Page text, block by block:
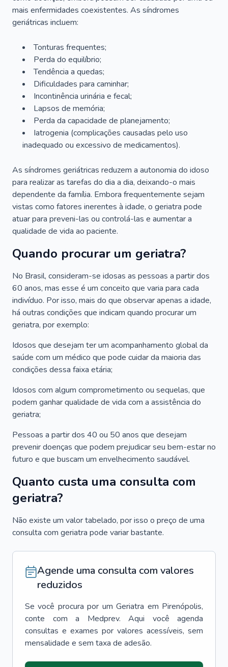
mais enfermidades coexistentes. As síndromes
geriátricas incluem:
Tonturas frequentes;
Perda do equilíbrio;
Tendência a quedas;
Dificuldades para caminhar;
Incontinência urinária e fecal;
Lapsos de memória;
Perda da capacidade de planejamento;
Iatrogenia (complicações causadas pelo uso
inadequado ou excessivo de medicamentos).
As síndromes geriátricas reduzem a autonomia do idoso
para realizar as tarefas do dia a dia, deixando-o mais
dependente da família. Embora frequentemente sejam
vistas como fatores inerentes à idade, o geriatra pode
atuar para preveni-las ou controlá-las e aumentar a
qualidade de vida ao paciente.
Quando procurar um geriatra?
No Brasil, consideram-se idosas as pessoas a partir dos
60 anos, mas esse é um conceito que varia para cada
indivíduo. Por isso, mais do que observar apenas a idade,
há outras condições que indicam quando procurar um
geriatra, por exemplo:
Idosos que desejam ter um acompanhamento global da
saúde com um médico que pode cuidar da maioria das
condições dessa faixa etária;
Idosos com algum comprometimento ou sequelas, que
podem ganhar qualidade de vida com a assistência do
geriatra;
Pessoas a partir dos 40 ou 50 anos que desejam
prevenir doenças que podem prejudicar seu bem-estar no
futuro e que buscam um envelhecimento saudável.
Quanto custa uma consulta com
geriatra?
Não existe um valor tabelado, por isso o preço de uma
consulta com geriatra pode variar bastante.
Agende uma consulta com valores
reduzidos
Se você procura por um Geriatra em Pirenópolis,
conte com a Medprev. Aqui você agenda
consultas e exames por valores acessíveis, sem
mensalidade e sem taxa de adesão.